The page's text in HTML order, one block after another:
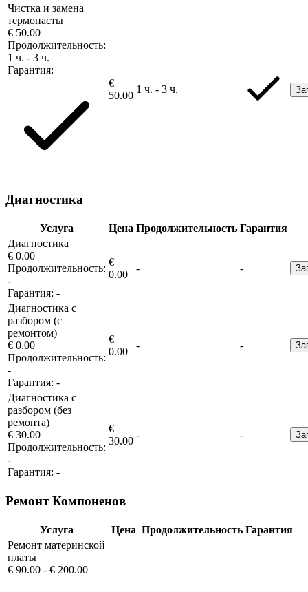
Чистка и замена
термопасты
€ 50.00
Продолжительность:
1 ч. - 3 ч.
Гарантия:
€
50.00
1 ч. - 3 ч.
Диагностика
Услуга Цена Продолжительность Гарантия
Диагностика
€ 0.00
Продолжительность:
-
Гарантия: -
€
0.00
- -
Диагностика с
разбором (с
ремонтом)
€ 0.00
Продолжительность:
-
Гарантия: -
€
0.00
- -
Диагностика с
разбором (без
ремонта)
€ 30.00
Продолжительность:
-
Гарантия: -
€
30.00
- -
Ремонт Компоненов
Услуга Цена Продолжительность Гарантия
Ремонт материнской
платы
€ 90.00 - € 200.00